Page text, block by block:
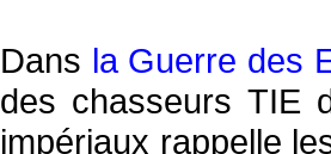
Dans la Guerre des
des chasseurs TIE
impériaux rappelle